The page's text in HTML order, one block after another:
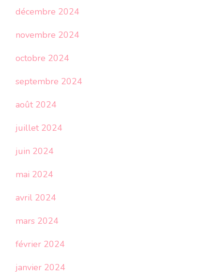
décembre 2024
novembre 2024
octobre 2024
septembre 2024
août 2024
juillet 2024
juin 2024
mai 2024
avril 2024
mars 2024
février 2024
janvier 2024